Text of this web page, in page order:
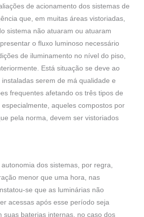
de acionamento dos sistemas de
que, em muitas áreas vistoriadas,
sistema não atuaram ou atuaram
o fluxo luminoso necessário
de iluminamento no nível do piso,
Está situação se deve ao
serem de má qualidade e
frequentes afetando os três tipos de
aqueles compostos por
pela norma, devem ser vistoriados
dos sistemas, por regra,
menor que uma hora, nas
se que as luminárias não
acessas após esse período seja
suas baterias internas, no caso dos